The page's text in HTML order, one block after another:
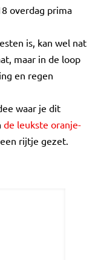
overdag prima
is, kan wel nat
maar in de loop
en regen
waar je dit
de leukste oranje-
rijtje gezet.